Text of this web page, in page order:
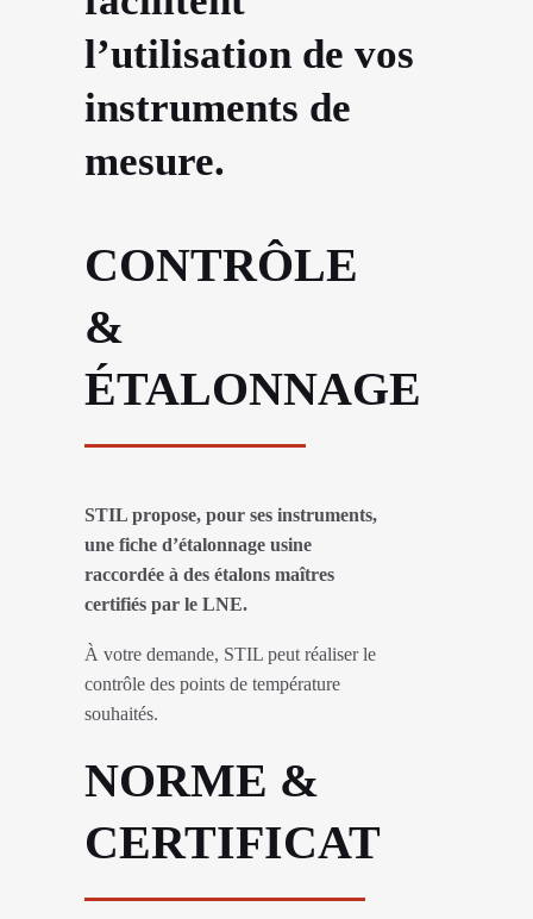
l’utilisation de vos
instruments de
mesure.
CONTRÔLE
&
ÉTALONNAGE
STIL propose, pour ses instruments,
une fiche d’étalonnage usine
raccordée à des étalons maîtres
certifiés par le LNE.
À votre demande, STIL peut réaliser le
contrôle des points de température
souhaités.
NORME &
CERTIFICAT